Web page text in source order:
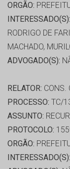
ORGÃO:
INTERESSADO(S):
RODRIGO DE
MACHADO,
ADVOGADO(S):
RELATOR: CONS.
PROCESSO: TC/
ASSUNTO:
PROTOCOLO:
ORGÃO:
INTERESSADO(S):